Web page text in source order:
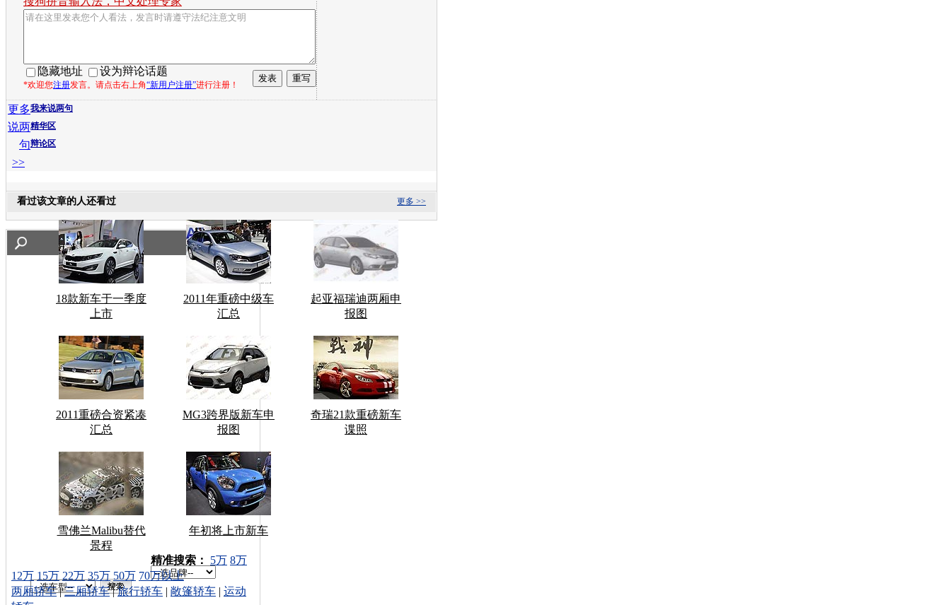
隐藏地址 设为辩论话题
*欢迎您注册发言。请点击右上角“新用户注册”进行注册！
我来说两句
精华区
辩论区
更多
说两
句
>>
更多 >>
看过该文章的人还看过
18款新车于一季度
上市
2011年重磅中级车
汇总
起亚福瑞迪两厢申
报图
2011重磅合资紧凑
汇总
MG3跨界版新车申
报图
奇瑞21款重磅新车
谍照
雪佛兰Malibu替代
景程
年初将上市新车
车型搜索：
精准搜索： 5万 8万
12万 15万 22万 35万 50万 70万以上
两厢轿车|三厢轿车|旅行轿车 | 敞篷轿车 | 运动